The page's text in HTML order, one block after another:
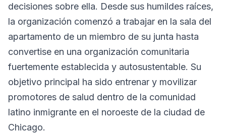
decisiones sobre ella. Desde sus humildes raíces,
la organización comenzó a trabajar en la sala del
apartamento de un miembro de su junta hasta
convertise en una organización comunitaria
fuertemente establecida y autosustentable. Su
objetivo principal ha sido entrenar y movilizar
promotores de salud dentro de la comunidad
latino inmigrante en el noroeste de la ciudad de
Chicago.